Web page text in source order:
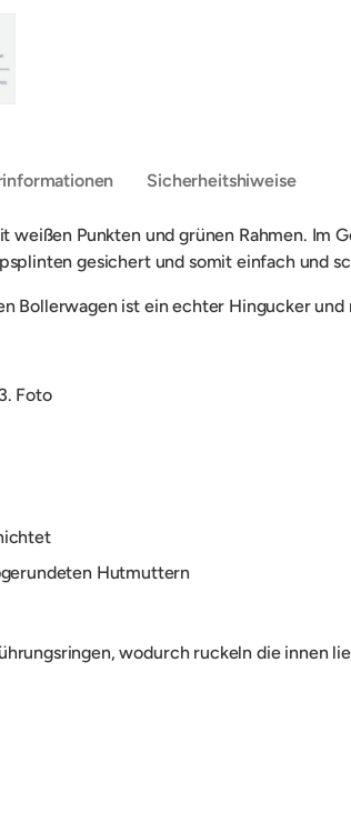
Sicherheitshiweise
Punkten und grünen Rahmen. Im
gesichert und somit einfach und
Bollerwagen ist ein echter Hingucker
Foto
Hutmuttern
wodurch ruckeln die innen